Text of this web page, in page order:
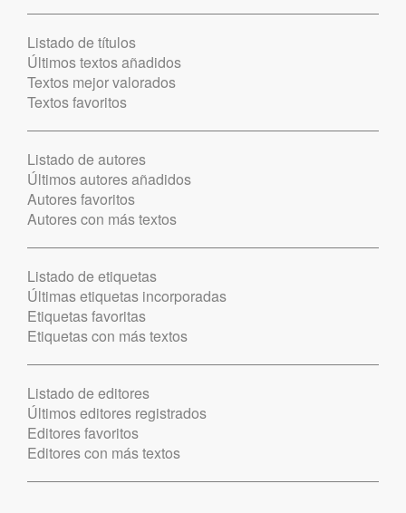
Listado de títulos
Últimos textos añadidos
Textos mejor valorados
Textos favoritos
Listado de autores
Últimos autores añadidos
Autores favoritos
Autores con más textos
Listado de etiquetas
Últimas etiquetas incorporadas
Etiquetas favoritas
Etiquetas con más textos
Listado de editores
Últimos editores registrados
Editores favoritos
Editores con más textos